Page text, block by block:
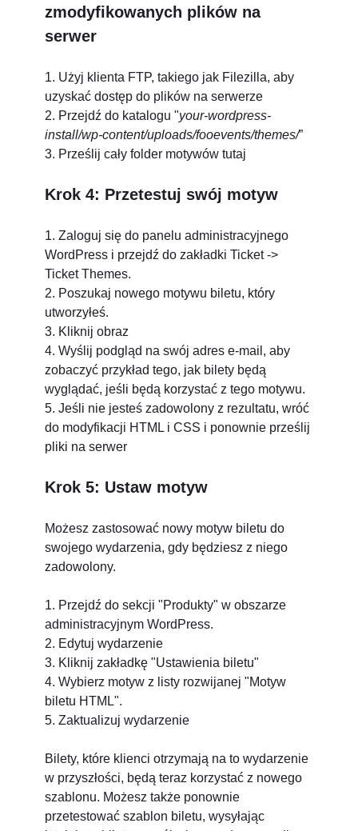
zmodyfikowanych plików na
serwer
1. Użyj klienta FTP, takiego jak Filezilla, aby
uzyskać dostęp do plików na serwerze
2. Przejdź do katalogu "your-wordpress-
install/wp-content/uploads/fooevents/themes/”
3. Prześlij cały folder motywów tutaj
Krok 4: Przetestuj swój motyw
1. Zaloguj się do panelu administracyjnego
WordPress i przejdź do zakładki Ticket ->
Ticket Themes.
2. Poszukaj nowego motywu biletu, który
utworzyłeś.
3. Kliknij obraz
4. Wyślij podgląd na swój adres e-mail, aby
zobaczyć przykład tego, jak bilety będą
wyglądać, jeśli będą korzystać z tego motywu.
5. Jeśli nie jesteś zadowolony z rezultatu, wróć
do modyfikacji HTML i CSS i ponownie prześlij
pliki na serwer
Krok 5: Ustaw motyw
Możesz zastosować nowy motyw biletu do
swojego wydarzenia, gdy będziesz z niego
zadowolony.
1. Przejdź do sekcji "Produkty" w obszarze
administracyjnym WordPress.
2. Edytuj wydarzenie
3. Kliknij zakładkę "Ustawienia biletu"
4. Wybierz motyw z listy rozwijanej "Motyw
biletu HTML".
5. Zaktualizuj wydarzenie
Bilety, które klienci otrzymają na to wydarzenie
w przyszłości, będą teraz korzystać z nowego
szablonu. Możesz także ponownie
przetestować szablon biletu, wysyłając